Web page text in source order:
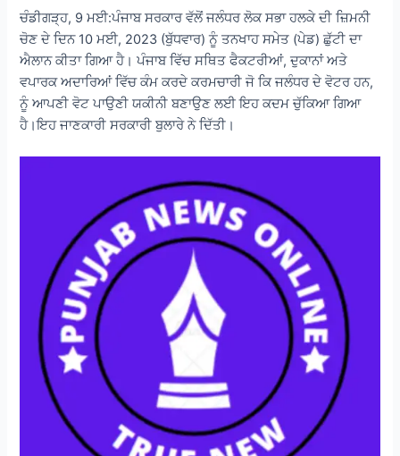
ਚੰਡੀਗੜ੍ਹ, 9 ਮਈ:ਪੰਜਾਬ ਸਰਕਾਰ ਵੱਲੋਂ ਜਲੰਧਰ ਲੋਕ ਸਭਾ ਹਲਕੇ ਦੀ ਜ਼ਿਮਨੀ
ਚੋਣ ਦੇ ਦਿਨ 10 ਮਈ, 2023 (ਬੁੱਧਵਾਰ) ਨੂੰ ਤਨਖਾਹ ਸਮੇਤ (ਪੇਡ) ਛੁੱਟੀ ਦਾ
ਐਲਾਨ ਕੀਤਾ ਗਿਆ ਹੈ। ਪੰਜਾਬ ਵਿੱਚ ਸਥਿਤ ਫੈਕਟਰੀਆਂ, ਦੁਕਾਨਾਂ ਅਤੇ
ਵਪਾਰਕ ਅਦਾਰਿਆਂ ਵਿੱਚ ਕੰਮ ਕਰਦੇ ਕਰਮਚਾਰੀ ਜੋ ਕਿ ਜਲੰਧਰ ਦੇ ਵੋਟਰ ਹਨ,
ਨੂੰ ਆਪਣੀ ਵੋਟ ਪਾਉਣੀ ਯਕੀਨੀ ਬਣਾਉਣ ਲਈ ਇਹ ਕਦਮ ਚੁੱਕਿਆ ਗਿਆ
ਹੈ।ਇਹ ਜਾਣਕਾਰੀ ਸਰਕਾਰੀ ਬੁਲਾਰੇ ਨੇ ਦਿੱਤੀ।